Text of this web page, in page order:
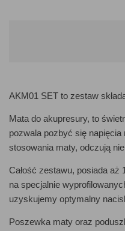
AKM01 SET to zestaw
Mata do akupresury, to
pozwala pozbyć się
stosowania maty, odczują
Całość zestawu, posiada
na specjalnie
uzyskujemy optymalny
Poszewka maty oraz